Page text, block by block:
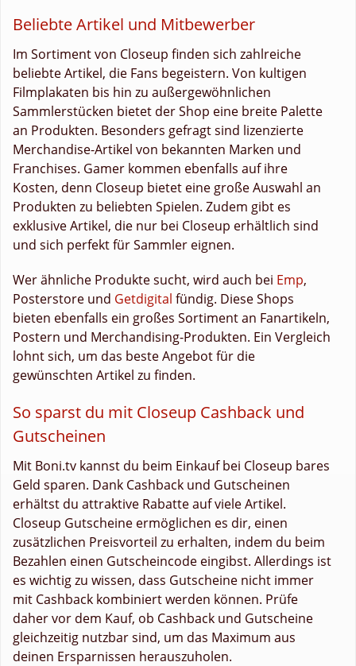
Beliebte Artikel und Mitbewerber
Im Sortiment von Closeup finden sich zahlreiche
beliebte Artikel, die Fans begeistern. Von kultigen
Filmplakaten bis hin zu außergewöhnlichen
Sammlerstücken bietet der Shop eine breite Palette
an Produkten. Besonders gefragt sind lizenzierte
Merchandise-Artikel von bekannten Marken und
Franchises. Gamer kommen ebenfalls auf ihre
Kosten, denn Closeup bietet eine große Auswahl an
Produkten zu beliebten Spielen. Zudem gibt es
exklusive Artikel, die nur bei Closeup erhältlich sind
und sich perfekt für Sammler eignen.
Wer ähnliche Produkte sucht, wird auch bei Emp,
Posterstore und Getdigital fündig. Diese Shops
bieten ebenfalls ein großes Sortiment an Fanartikeln,
Postern und Merchandising-Produkten. Ein Vergleich
lohnt sich, um das beste Angebot für die
gewünschten Artikel zu finden.
So sparst du mit Closeup Cashback und
Gutscheinen
Mit Boni.tv kannst du beim Einkauf bei Closeup bares
Geld sparen. Dank Cashback und Gutscheinen
erhältst du attraktive Rabatte auf viele Artikel.
Closeup Gutscheine ermöglichen es dir, einen
zusätzlichen Preisvorteil zu erhalten, indem du beim
Bezahlen einen Gutscheincode eingibst. Allerdings ist
es wichtig zu wissen, dass Gutscheine nicht immer
mit Cashback kombiniert werden können. Prüfe
daher vor dem Kauf, ob Cashback und Gutscheine
gleichzeitig nutzbar sind, um das Maximum aus
deinen Ersparnissen herauszuholen.